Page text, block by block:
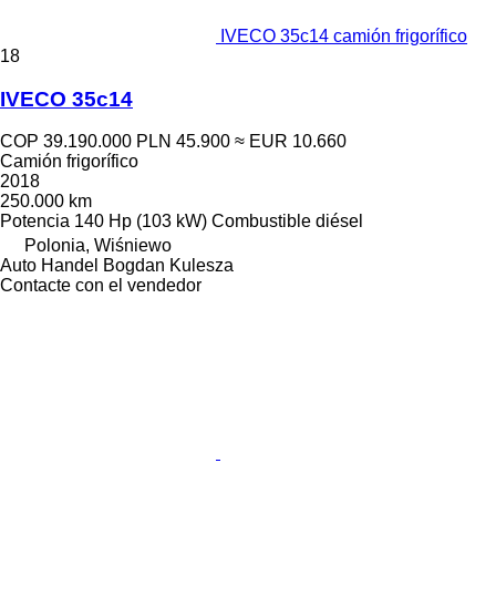
IVECO 35c14 camión frigorífico
18
IVECO 35c14
COP 39.190.000 PLN 45.900 ≈ EUR 10.660
Camión frigorífico
2018
250.000 km
Potencia 140 Hp (103 kW) Combustible diésel
Polonia, Wiśniewo
Auto Handel Bogdan Kulesza
Contacte con el vendedor